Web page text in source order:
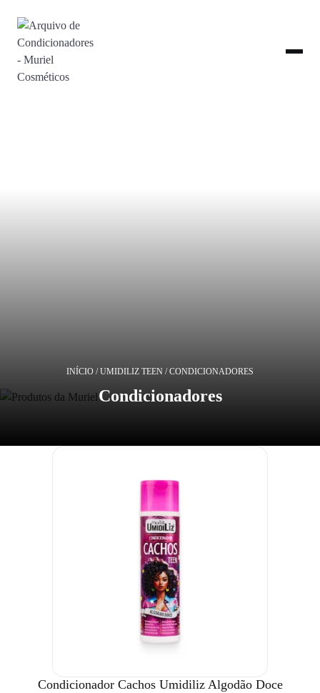
INÍCIO /UMIDILIZ TEEN / CONDICIONADORES
Condicionadores
Condicionador Cachos Umidiliz Algodão Doce